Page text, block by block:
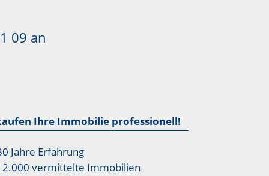
09 an
Ihre Immobilie professionell!
Jahre Erfahrung
vermittelte Immobilien